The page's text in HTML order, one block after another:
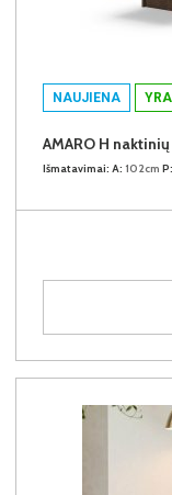
NAUJIENA
AMARO H
Išmatavimai: A: 102cm P: